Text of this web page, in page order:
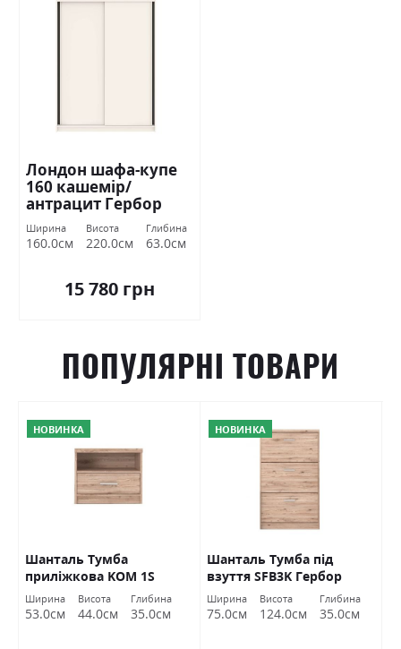
Лондон шафа-купе
160 кашемір/
антрацит Гербор
Ширина
160.0см
Висота
220.0см
Глибина
63.0см
15 780 грн
ПОПУЛЯРНІ ТОВАРИ
НОВИНКА
Шанталь Тумба
приліжкова KOM 1S
Гербор
Ширина
53.0см
Висота
44.0см
Глибина
35.0см
НОВИНКА
Шанталь Тумба під
взуття SFB3K Гербор
Ширина
75.0см
Висота
124.0см
Глибина
35.0см